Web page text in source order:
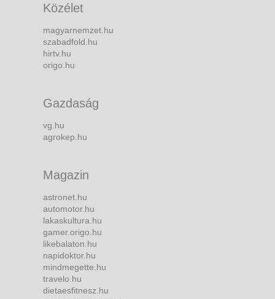
Közélet
magyarnemzet.hu
szabadfold.hu
hirtv.hu
origo.hu
Gazdaság
vg.hu
agrokep.hu
Magazin
astronet.hu
automotor.hu
lakaskultura.hu
gamer.origo.hu
likebalaton.hu
napidoktor.hu
mindmegette.hu
travelo.hu
dietaesfitnesz.hu